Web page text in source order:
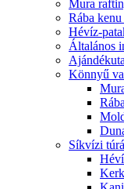
Mura
Rába
Hévíz-
Általános
Könnyű
Síkvízi